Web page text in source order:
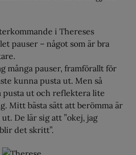
i Thereses
pauser – något som är bra
många pauser, framförallt för
kunna pusta ut. Men så
pusta ut och reflektera lite
Mitt bästa sätt att berömma är
De lär sig att ”okej, jag
det skritt”.